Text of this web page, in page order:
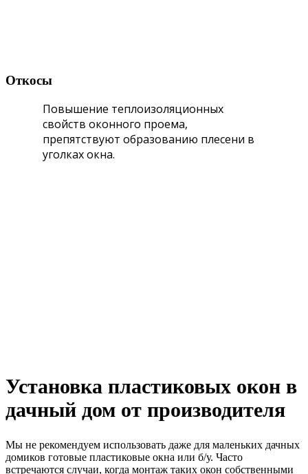
Откосы
Повышение теплоизоляционных
свойств оконного проема,
препятствуют образованию плесени в
уголках окна.
Установка пластиковых окон в
дачный дом от производителя
Мы не рекомендуем использовать даже для маленьких дачных
домиков готовые пластиковые окна или б/у. Часто
встречаются случаи, когда монтаж таких окон собственными